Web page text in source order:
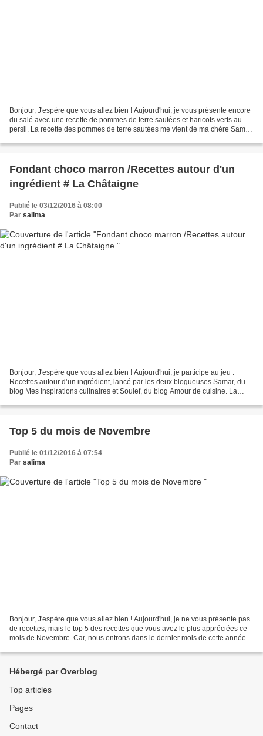
Bonjour, J'espère que vous allez bien ! Aujourd'hui, je vous présente encore
du salé avec une recette de pommes de terre sautées et haricots verts au
persil. La recette des pommes de terre sautées me vient de ma chère Samar
Fondant choco marron /Recettes autour d'un
ingrédient # La Châtaigne
Publié le 03/12/2016 à 08:00
Par salima
Bonjour, J'espère que vous allez bien ! Aujourd'hui, je participe au jeu :
Recettes autour d’un ingrédient, lancé par les deux blogueuses Samar, du
blog Mes inspirations culinaires et Soulef, du blog Amour de cuisine. La
Top 5 du mois de Novembre
Publié le 01/12/2016 à 07:54
Par salima
Bonjour, J'espère que vous allez bien ! Aujourd'hui, je ne vous présente pas
de recettes, mais le top 5 des recettes que vous avez le plus appréciées ce
mois de Novembre. Car, nous entrons dans le dernier mois de cette année
Hébergé par Overblog
Top articles
Pages
Contact